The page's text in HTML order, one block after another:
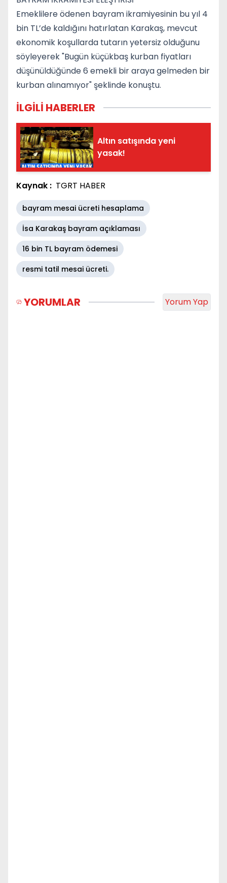
Emeklilere ödenen bayram ikramiyesinin bu yıl 4
bin TL’de kaldığını hatırlatan Karakaş, mevcut
ekonomik koşullarda tutarın yetersiz olduğunu
söyleyerek "Bugün küçükbaş kurban fiyatları
düşünüldüğünde 6 emekli bir araya gelmeden bir
kurban alınamıyor" şeklinde konuştu.
İLGİLİ HABERLER
Altın satışında yeni
yasak!
Kaynak : TGRT HABER
bayram mesai ücreti hesaplama
İsa Karakaş bayram açıklaması
16 bin TL bayram ödemesi
resmi tatil mesai ücreti.
YORUMLAR Yorum Yap